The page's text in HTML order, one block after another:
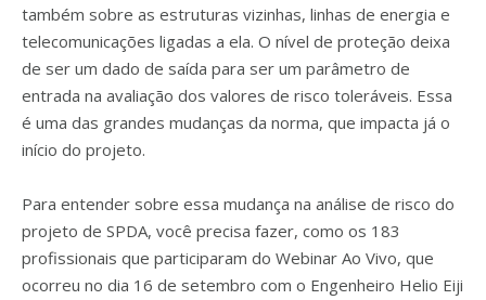
também sobre as estruturas vizinhas, linhas de energia e
telecomunicações ligadas a ela. O nível de proteção deixa
de ser um dado de saída para ser um parâmetro de
entrada na avaliação dos valores de risco toleráveis. Essa
é uma das grandes mudanças da norma, que impacta já o
início do projeto.
Para entender sobre essa mudança na análise de risco do
projeto de SPDA, você precisa fazer, como os 183
profissionais que participaram do Webinar Ao Vivo, que
ocorreu no dia 16 de setembro com o Engenheiro Helio Eiji